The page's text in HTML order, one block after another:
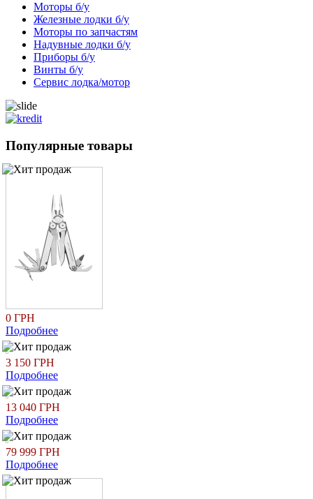
Моторы б/у
Железные лодки б/у
Моторы по запчастям
Надувные лодки б/у
Приборы б/у
Винты б/у
Сервис лодка/мотор
Популярные товары
0 ГРН
Подробнее
3 150 ГРН
Подробнее
13 040 ГРН
Подробнее
79 999 ГРН
Подробнее